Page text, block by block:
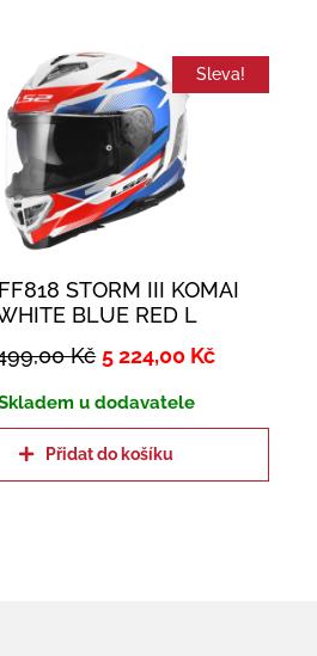
Sleva!
STORM III KOMAI
BLUE RED L
Kč 5 224,00 Kč
u dodavatele
Přidat do košíku